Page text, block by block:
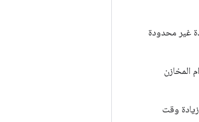
غير محدودة
المخازن
وقت